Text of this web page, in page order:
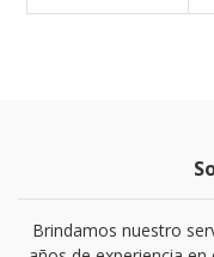
Brindamos nuestro